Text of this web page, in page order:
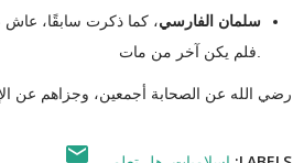
سلمان الفارسي
رضي الله عن الصحابة أجمعين، وجزاهم عن